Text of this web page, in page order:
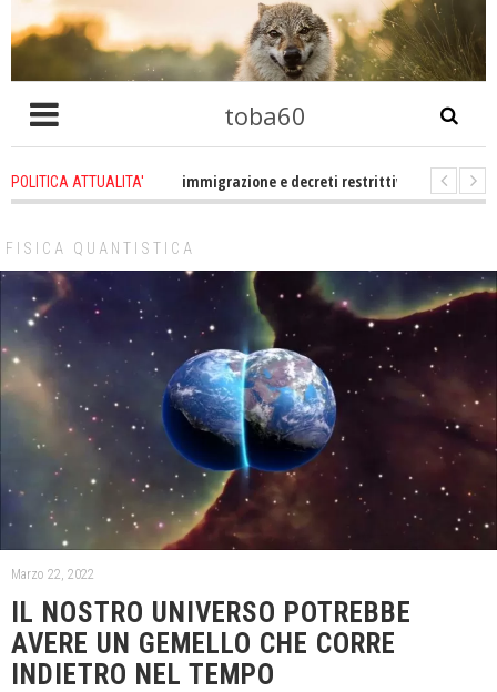
toba60
POLITICA ATTUALITA'
che problema immigrazione e decreti restrittivi della libertà sociale e
FISICA QUANTISTICA
Marzo 22, 2022
IL NOSTRO UNIVERSO POTREBBE
AVERE UN GEMELLO CHE CORRE
INDIETRO NEL TEMPO